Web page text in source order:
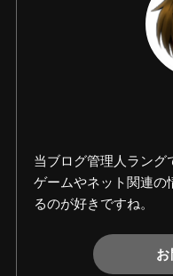
当ブログ管理人ラング
ゲームやネット関連の
るのが好きですね。